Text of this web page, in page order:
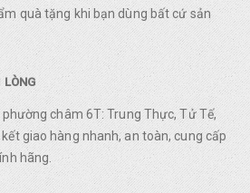
quà tặng khi bạn dùng bất cứ sản
LÒNG
châm 6T: Trung Thực, Tử Tế,
giao hàng nhanh, an toàn, cung cấp
hãng.